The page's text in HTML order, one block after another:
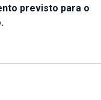
previsto para o